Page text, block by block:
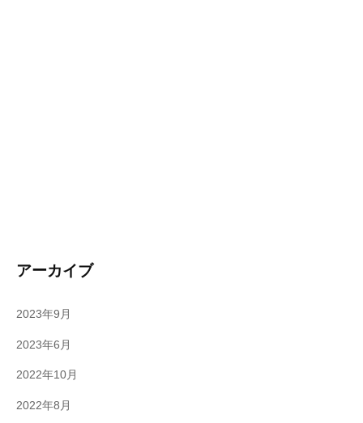
アーカイブ
2023年9月
2023年6月
2022年10月
2022年8月